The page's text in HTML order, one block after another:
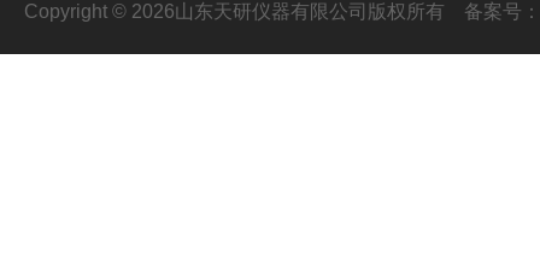
Copyright © 2026山东天研仪器有限公司版权所有 备案号